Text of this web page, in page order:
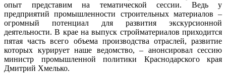
опыт представим на тематической сессии. Ведь у
предприятий промышленности строительных материалов –
огромный потенциал для развития экскурсионной
деятельности. В крае на выпуск стройматериалов приходится
пятая часть всего объема производства отраслей, развитие
которых курирует наше ведомство, – анонсировал сессию
министр промышленной политики Краснодарского края
Дмитрий Хмелько.